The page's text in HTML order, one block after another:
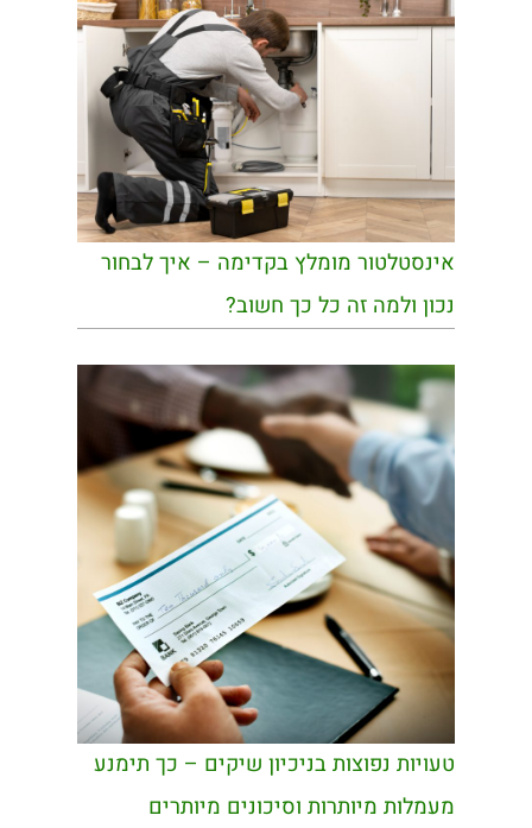
אינסטלטור מומלץ בקדימה – איך לבחור
נכון ולמה זה כל כך חשוב?
טעויות נפוצות בניכיון שיקים – כך תימנע
מעמלות מיותרות וסיכונים מיותרים